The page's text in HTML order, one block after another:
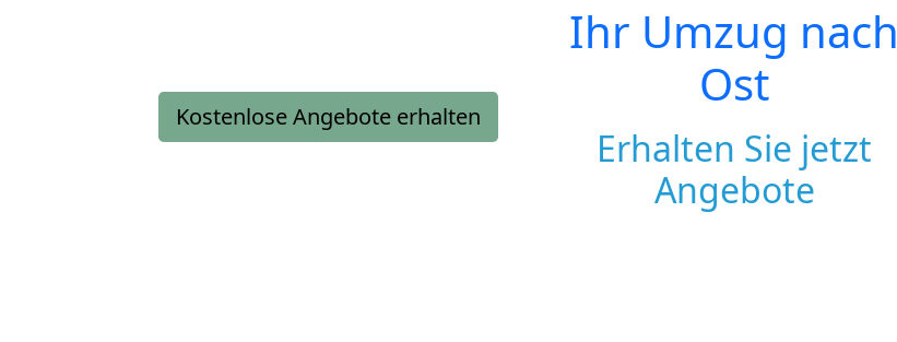
Kostenlose Angebote erhalten
Ihr Umzug nach
Ost
Erhalten Sie jetzt
Angebote